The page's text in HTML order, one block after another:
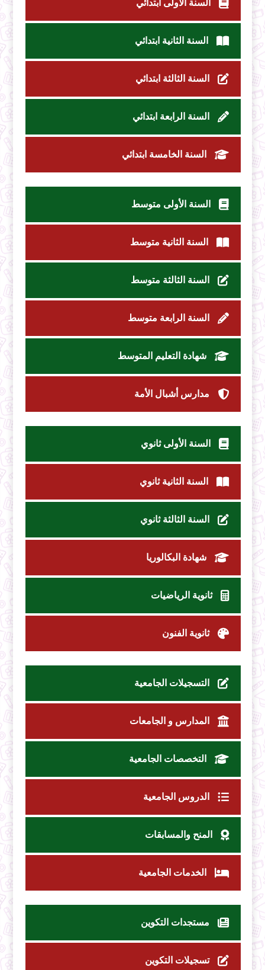
السنة الأولى ابتدائي
السنة الثانية ابتدائي
السنة الثالثة ابتدائي
السنة الرابعة ابتدائي
السنة الخامسة ابتدائي
السنة الأولى متوسط
السنة الثانية متوسط
السنة الثالثة متوسط
السنة الرابعة متوسط
شهادة التعليم المتوسط
مدارس أشبال الأمة
السنة الأولى ثانوي
السنة الثانية ثانوي
السنة الثالثة ثانوي
شهادة البكالوريا
ثانوية الرياضيات
ثانوية الفنون
التسجيلات الجامعية
المدارس و الجامعات
التخصصات الجامعية
الدروس الجامعية
المنح والمسابقات
الخدمات الجامعية
مستجدات التكوين
تسجيلات التكوين